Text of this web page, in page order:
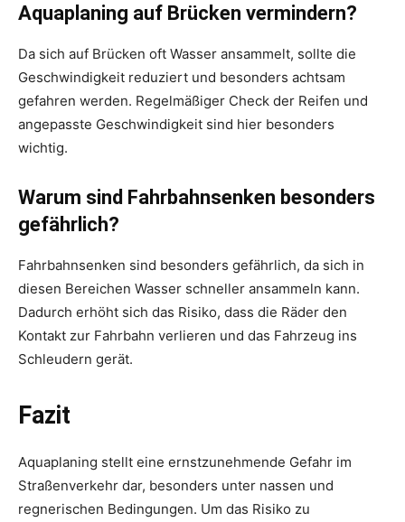
Aquaplaning auf Brücken vermindern?
Da sich auf Brücken oft Wasser ansammelt, sollte die
Geschwindigkeit reduziert und besonders achtsam
gefahren werden. Regelmäßiger Check der Reifen und
angepasste Geschwindigkeit sind hier besonders
wichtig.
Warum sind Fahrbahnsenken besonders
gefährlich?
Fahrbahnsenken sind besonders gefährlich, da sich in
diesen Bereichen Wasser schneller ansammeln kann.
Dadurch erhöht sich das Risiko, dass die Räder den
Kontakt zur Fahrbahn verlieren und das Fahrzeug ins
Schleudern gerät.
Fazit
Aquaplaning stellt eine ernstzunehmende Gefahr im
Straßenverkehr dar, besonders unter nassen und
regnerischen Bedingungen. Um das Risiko zu